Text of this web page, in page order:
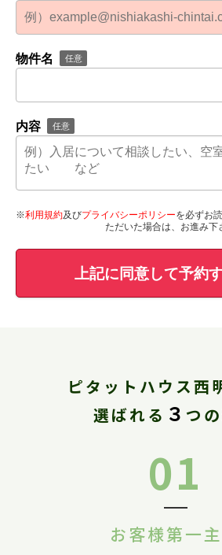
物件名 任意
内容 任意
※利用規約及びプライバシーポリシーを必ずお
ただいた場合は、お進み下
上記に同意して予約
ピタットハウス西
選ばれる ３ つ
01
お客様第一